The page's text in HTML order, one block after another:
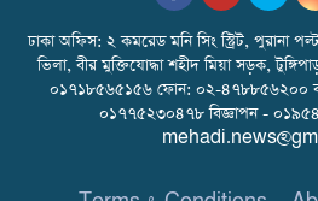
ঢাকা অফিস: ২ কমরেড মনি সিং স্ট্রিট, পুরানা
ভিলা, বীর মুক্তিযোদ্ধা শহীদ মিয়া সড়ক,
০১৭১৮৫৬৫১৫৬ ফোন: ০২-৪৭৮৮৫৬২০০
০১৭৭৫২৩০৪৭৮ বিজ্ঞাপন -